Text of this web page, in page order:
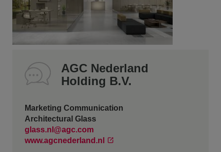
AGC Nederland
Holding B.V.
Marketing Communication
Architectural Glass
glass.nl@agc.com
www.agcnederland.nl